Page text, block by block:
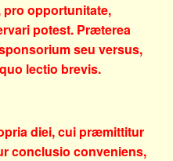
opportunitate,
potest. Præterea
seu versus,
lectio brevis.
diei, cui præmittitur
conclusio conveniens,